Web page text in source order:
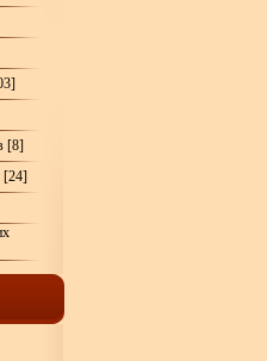
[8]
[24]